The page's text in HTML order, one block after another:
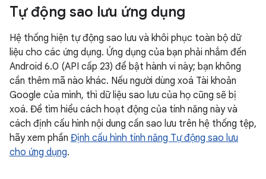
Tự động sao lưu ứng dụng
Hệ thống hiện tự động sao lưu và khôi phục toàn bộ dữ
liệu cho các ứng dụng. Ứng dụng của bạn phải nhắm đến
Android 6.0 (API cấp 23) để bật hành vi này; bạn không
cần thêm mã nào khác. Nếu người dùng xoá Tài khoản
Google của mình, thì dữ liệu sao lưu của họ cũng sẽ bị
xoá. Để tìm hiểu cách hoạt động của tính năng này và
cách định cấu hình nội dung cần sao lưu trên hệ thống tệp,
hãy xem phần Định cấu hình tính năng Tự động sao lưu
cho ứng dụng.